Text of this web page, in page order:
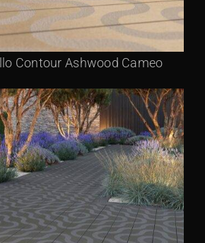
Contour Ashwood Cameo